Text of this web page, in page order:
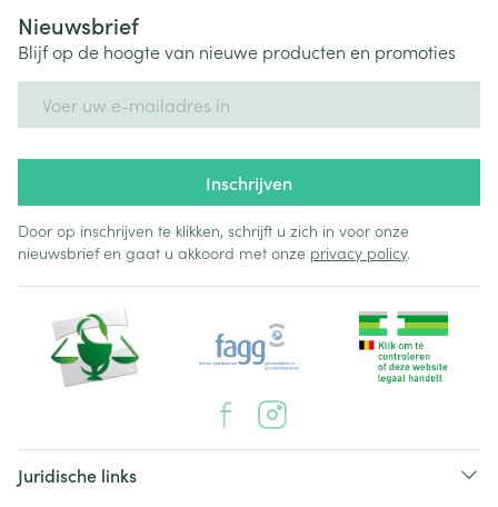
Nieuwsbrief
Blijf op de hoogte van nieuwe producten en promoties
Inschrijven
Door op inschrijven te klikken, schrijft u zich in voor onze
nieuwsbrief en gaat u akkoord met onze privacy policy.
Juridische links